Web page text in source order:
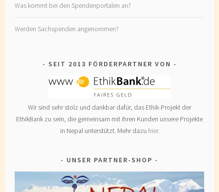
Was kommt bei den Spendenportalen an?
Werden Sachspenden angenommen?
SEIT 2013 FÖRDERPARTNER VON
Wir sind sehr stolz und dankbar dafür, das Ethik-Projekt der
EthikBank zu sein, die gemeinsam mit ihren Kunden unsere Projekte
in Nepal unterstützt. Mehr dazu hier.
UNSER PARTNER-SHOP